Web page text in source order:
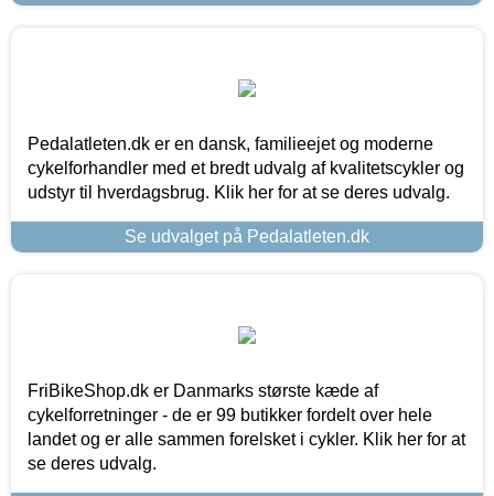
Pedalatleten.dk er en dansk, familieejet og moderne
cykelforhandler med et bredt udvalg af kvalitetscykler og
udstyr til hverdagsbrug. Klik her for at se deres udvalg.
Se udvalget på Pedalatleten.dk
FriBikeShop.dk er Danmarks største kæde af
cykelforretninger - de er 99 butikker fordelt over hele
landet og er alle sammen forelsket i cykler. Klik her for at
se deres udvalg.